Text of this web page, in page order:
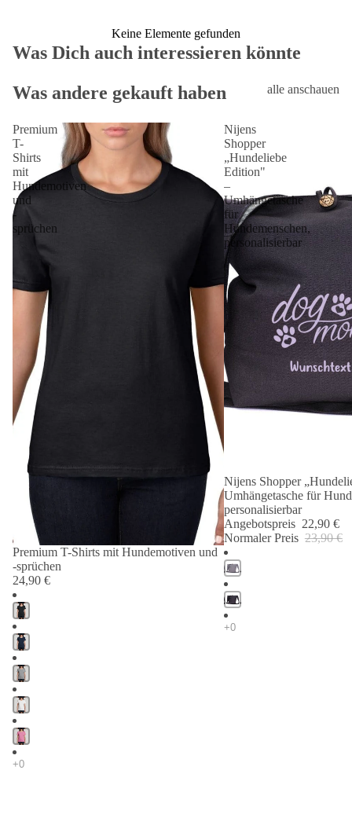
Keine Elemente gefunden
Was Dich auch interessieren könnte
Was andere gekauft haben
alle anschauen
Premium
T-
Shirts
mit
Hundemotiven
und
-
sprüchen
Premium T-Shirts mit Hundemotiven und
-sprüchen
24,90 €
Nijens
Shopper
„Hundeliebe
Edition"
–
Umhängetasche
für
Hundemenschen,
personalisierbar
Angebot 🐾
Nijens Shopper
Umhängetasche für
personalisierbar
Angebotspreis 22,90 €
Normaler Preis 23,90 €